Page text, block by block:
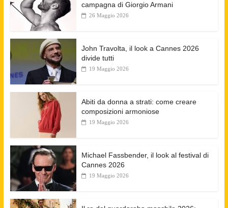
campagna di Giorgio Armani
26 Maggio 2026
John Travolta, il look a Cannes 2026
divide tutti
19 Maggio 2026
Abiti da donna a strati: come creare
composizioni armoniose
19 Maggio 2026
Michael Fassbender, il look al festival di
Cannes 2026
19 Maggio 2026